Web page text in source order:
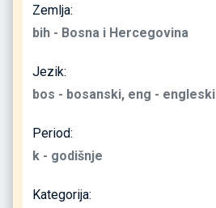
Zemlja:
bih - Bosna i Hercegovina
Jezik:
bos - bosanski, eng - engleski
Period:
k - godišnje
Kategorija: